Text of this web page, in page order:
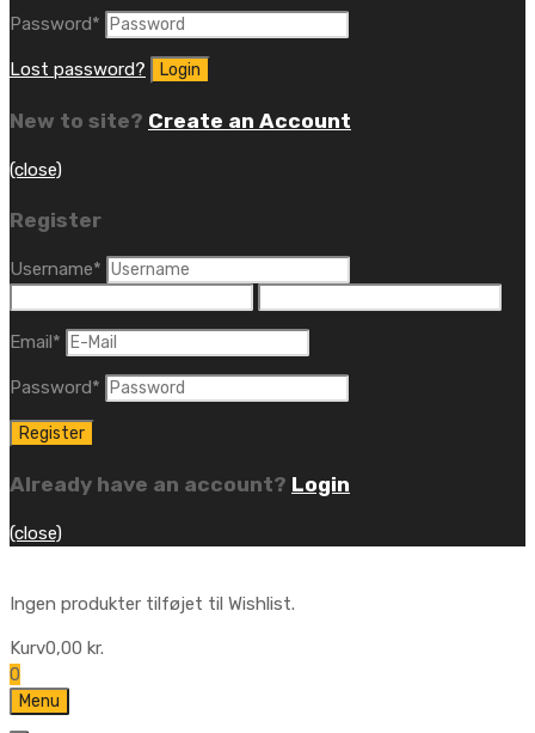
Password*
Lost password?
New to site? Create an Account
(close)
Register
Username*
Email*
Password*
Already have an account? Login
(close)
Ingen produkter tilføjet til Wishlist.
Kurv0,00 kr.
0
Menu